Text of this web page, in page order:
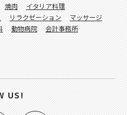
焼肉
イタリア料理
リラクゼーション
マッサージ
動物病院
会計事務所
US!